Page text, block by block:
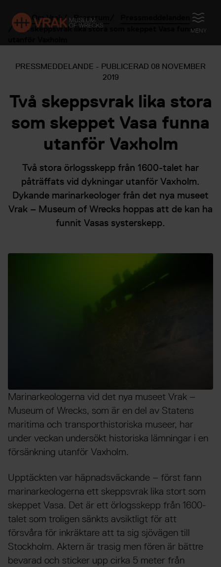
ÖPPNA
MENY
Om Vrak Pressrum
Två skeppsvrak lika stora som skeppet Vasa funna
PRESSMEDDELANDE - PUBLICERAD 08 NOVEMBER
2019
Två skeppsvrak lika stora
som skeppet Vasa funna
utanför Vaxholm
Två stora örlogsskepp från 1600-talet har
påträffats vid dykningar utanför Vaxholm.
Dykande marinarkeologer från det nya museet
Vrak – Museum of Wrecks hoppas att de kan ha
funnit Vasas systerskepp.
Marinarkeologerna vid det nya museet Vrak –
Museum of Wrecks, som är en del av Statens
maritima och transporthistoriska museer, har
under veckan undersökt historiska lämningar i en
försänkning utanför Vaxholm.
Upptäckten var häpnadsväckande – först fann
marinarkeologerna ett skeppsvrak lika stort som
skeppet Vasa. Det är ett örlogsskepp från 1600-
talet som troligen sänkts avsiktligt för att
försvåra för inkräktare att ta sig sjövägen till
Stockholm. Aktern är trasig men fören är bättre
bevarad och sticker upp cirka 5 meter från